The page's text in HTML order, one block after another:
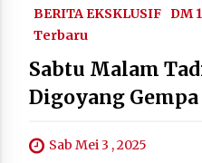
BERITA EKSKLUSIF DM 1
Terbaru
Sabtu Malam
Digoyang
Sab Mei 3 , 2025